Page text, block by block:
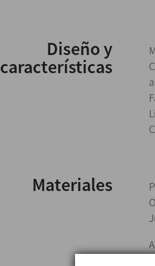
Diseño y
características
Materiales